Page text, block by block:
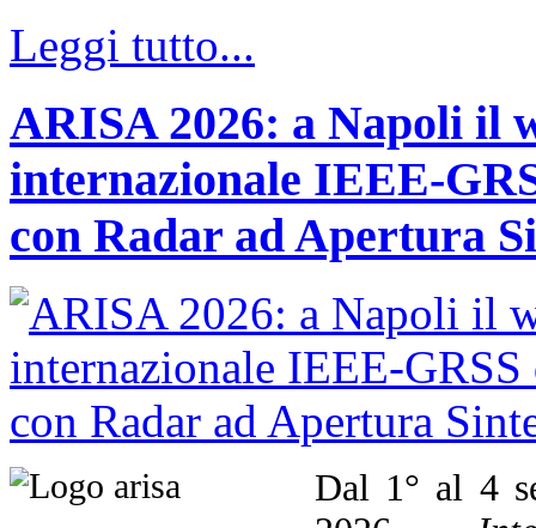
Leggi tutto...
ARISA 2026: a Napoli il
internazionale IEEE-
con Radar ad Apertura
Dal 1° al 4